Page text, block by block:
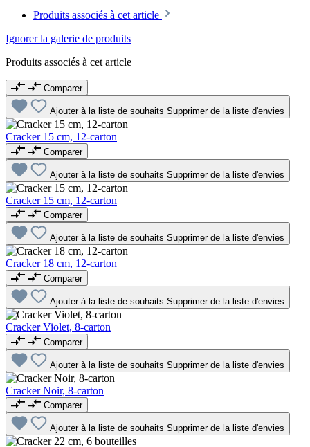
Produits associés à cet article
Ignorer la galerie de produits
Produits associés à cet article
Comparer
Ajouter à la liste de souhaits Supprimer de la liste d'envies
Cracker 15 cm, 12-carton
Comparer
Ajouter à la liste de souhaits Supprimer de la liste d'envies
Cracker 15 cm, 12-carton
Comparer
Ajouter à la liste de souhaits Supprimer de la liste d'envies
Cracker 18 cm, 12-carton
Comparer
Ajouter à la liste de souhaits Supprimer de la liste d'envies
Cracker Violet, 8-carton
Comparer
Ajouter à la liste de souhaits Supprimer de la liste d'envies
Cracker Noir, 8-carton
Comparer
Ajouter à la liste de souhaits Supprimer de la liste d'envies